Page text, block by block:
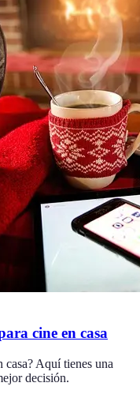
cine en casa
casa? Aquí tienes una
decisión.